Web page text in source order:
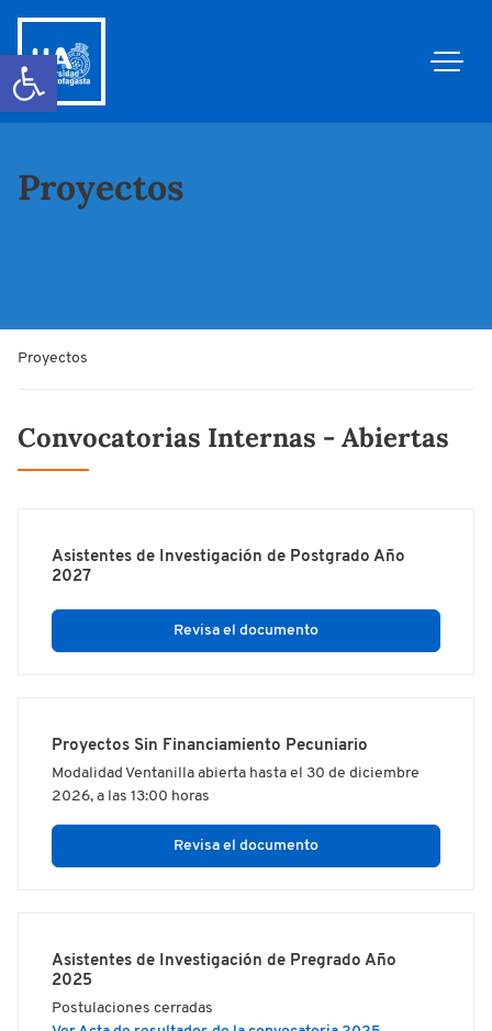
Abrir barra de herramientas
Proyectos
Proyectos
Convocatorias Internas - Abiertas
Asistentes de Investigación de Postgrado Año
2027
Revisa el documento
Proyectos Sin Financiamiento Pecuniario
Modalidad Ventanilla abierta hasta el 30 de diciembre
2026, a las 13:00 horas
Revisa el documento
Asistentes de Investigación de Pregrado Año
2025
Postulaciones cerradas